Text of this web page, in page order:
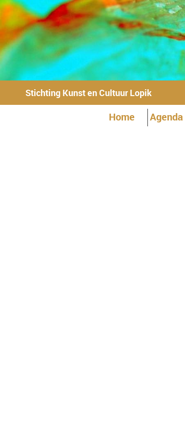
Stichting Kunst en Cultuur Lopik
Home Agenda